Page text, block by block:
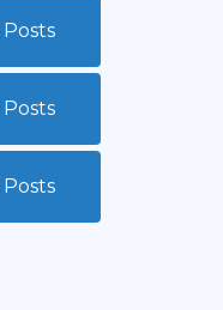
Posts
Posts
Posts